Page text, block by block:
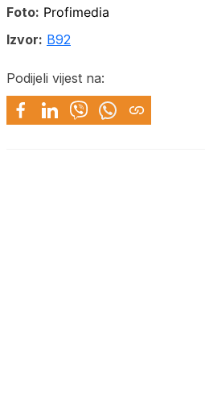
Foto: Profimedia
Izvor: B92
Podijeli vijest na: